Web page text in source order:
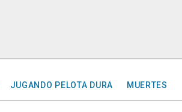
JUGANDO PELOTA DURA MUERTES